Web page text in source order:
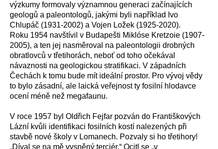
výzkumy formovaly významnou generaci začínajících
geologů a paleontologů, jakými byli například Ivo
Chlupáč (1931-2002) a Vojen Ložek (1925-2020).
Roku 1954 navštívil v Budapešti Miklóse Kretzoie (1907-
2005), a ten jej nasměroval na paleontologii drobných
obratlovců v třetihorách, neboť od toho očekával
návaznosti na geologickou stratifikaci. V západních
Čechách k tomu bude mít ideální prostor. Pro vývoj vědy
to bylo zásadní, ale laická veřejnost ty fosilní hlodavce
ocení méně než megafaunu.
V roce 1957 byl Oldřich Fejfar pozván do Františkových
Lázní kvůli identifikaci fosilních kostí nalezených při
stavbě nové školy v Lomanech. Pozvaly si ho třetihory!
„Díval se na mě vysněný terciér.“ Ocitl se „v